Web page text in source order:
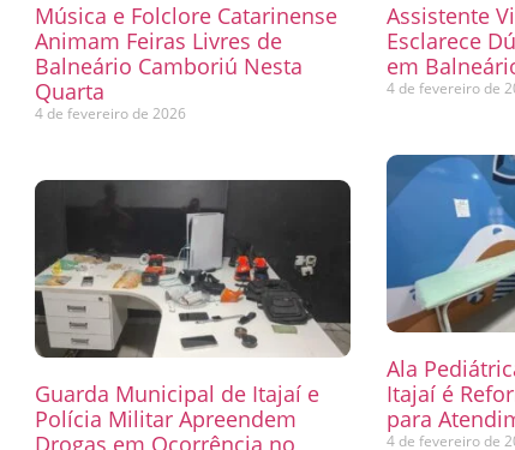
Música e Folclore Catarinense
Animam Feiras Livres de
Balneário Camboriú Nesta
Quarta
4 de fevereiro de 2026
Assistente
Esclarece
em
4 de fevereiro de
Guarda Municipal de Itajaí e
Polícia Militar Apreendem
Ala
Itajaí é
para
4 de fevereiro de